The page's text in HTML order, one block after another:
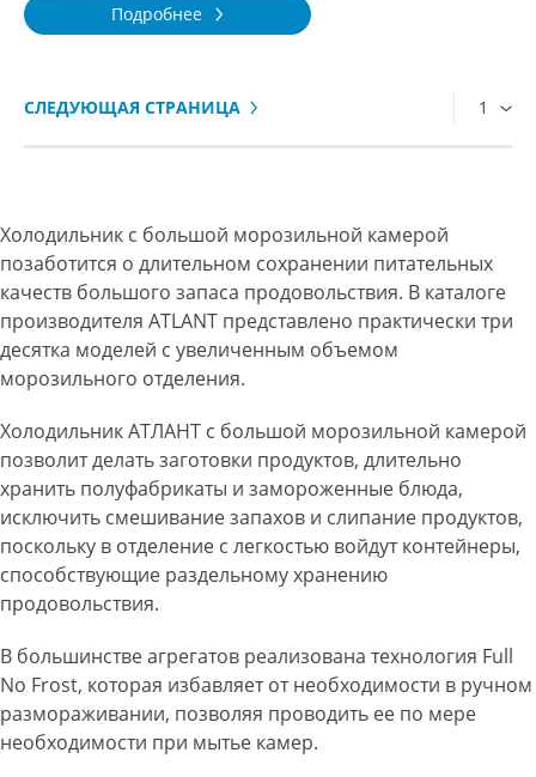
Подробнее
СЛЕДУЮЩАЯ СТРАНИЦА 1
Холодильник с большой морозильной камерой
позаботится о длительном сохранении питательных
качеств большого запаса продовольствия. В каталоге
производителя ATLANT представлено практически три
десятка моделей с увеличенным объемом
морозильного отделения.
Холодильник АТЛАНТ с большой морозильной камерой
позволит делать заготовки продуктов, длительно
хранить полуфабрикаты и замороженные блюда,
исключить смешивание запахов и слипание продуктов,
поскольку в отделение с легкостью войдут контейнеры,
способствующие раздельному хранению
продовольствия.
В большинстве агрегатов реализована технология Full
No Frost, которая избавляет от необходимости в ручном
размораживании, позволяя проводить ее по мере
необходимости при мытье камер.